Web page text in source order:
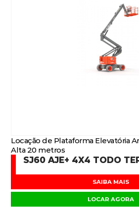
Locação de Plataforma Elevatória
Alta 20 metros
SJ60 AJE+ 4X4 TODO
SAIBA MAIS
LOCAR AGORA